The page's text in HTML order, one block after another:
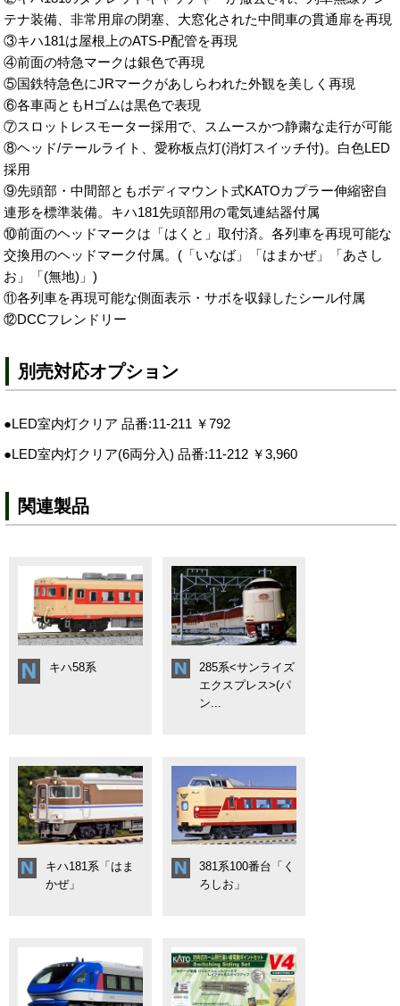
テナ装備、非常用扉の閉塞、大窓化された中間車の貫通扉を再現
③キハ181は屋根上のATS-P配管を再現
④前面の特急マークは銀色で再現
⑤国鉄特急色にJRマークがあしらわれた外観を美しく再現
⑥各車両ともHゴムは黒色で表現
⑦スロットレスモーター採用で、スムースかつ静粛な走行が可能
⑧ヘッド/テールライト、愛称板点灯(消灯スイッチ付)。白色LED
採用
⑨先頭部・中間部ともボディマウント式KATOカプラー伸縮密自
連形を標準装備。キハ181先頭部用の電気連結器付属
⑩前面のヘッドマークは「はくと」取付済。各列車を再現可能な
交換用のヘッドマーク付属。(「いなば」「はまかぜ」「あさし
お」「(無地)」)
⑪各列車を再現可能な側面表示・サボを収録したシール付属
⑫DCCフレンドリー
別売対応オプション
●LED室内灯クリア 品番:11-211 ￥792
●LED室内灯クリア(6両分入) 品番:11-212 ￥3,960
関連製品
キハ58系
285系<サンライズ
エクスプレス>(パ
ン...
キハ181系「はま
かぜ」
381系100番台「く
ろしお」